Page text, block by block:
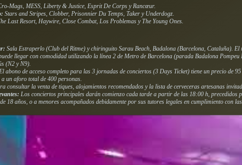
Mags, MESS, Liberty & Justice, Esprit De Corps y Rancœur.
Stars and Stripes, Clobber, Prisonnier Du Temps, Taker y Underdogz.
Last Resort, Haywire, Close Combat, Los Problemas y The Young Ones.
Sala Estraperlo (Club del Ritme) y chiringuito Sarau Beach, Badalona (Barcelona, Cataluña).
llegar con comodidad utilizando la línea 2 de Metro de Barcelona (parada Badalona
(N2 y N9).
El abono de acceso completo para las 3 jornadas de conciertos (3 Days Ticket) tiene un precio
un aforo total de 400 personas.
consultar la venta de tiques, alojamientos recomendados y la lista de cerveceras artesanas
Los conciertos principales darán comienzo cada tarde a partir de las 18:00 h,
18 años, o a menores acompañados debidamente por sus tutores legales en cumplimiento con